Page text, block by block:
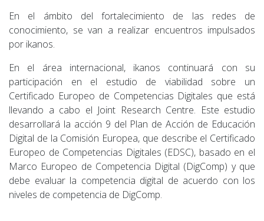
En el ámbito del fortalecimiento de las redes de
conocimiento, se van a realizar encuentros impulsados
por ikanos.
En el área internacional, ikanos continuará con su
participación en el estudio de viabilidad sobre un
Certificado Europeo de Competencias Digitales que está
llevando a cabo el Joint Research Centre. Este estudio
desarrollará la acción 9 del Plan de Acción de Educación
Digital de la Comisión Europea, que describe el Certificado
Europeo de Competencias Digitales (EDSC), basado en el
Marco Europeo de Competencia Digital (DigComp) y que
debe evaluar la competencia digital de acuerdo con los
niveles de competencia de DigComp.